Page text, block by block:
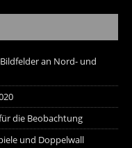
an Nord- und
die Beobachtung
und Doppelwall